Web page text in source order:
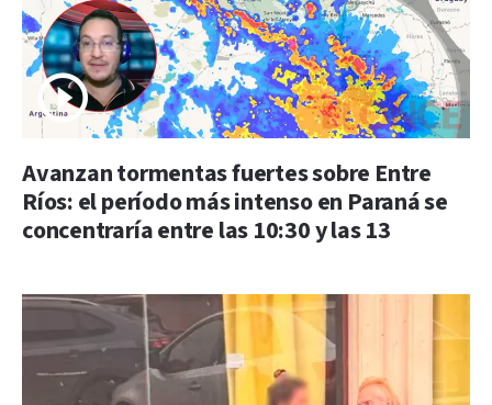
Avanzan tormentas fuertes sobre Entre
Ríos: el período más intenso en Paraná se
concentraría entre las 10:30 y las 13